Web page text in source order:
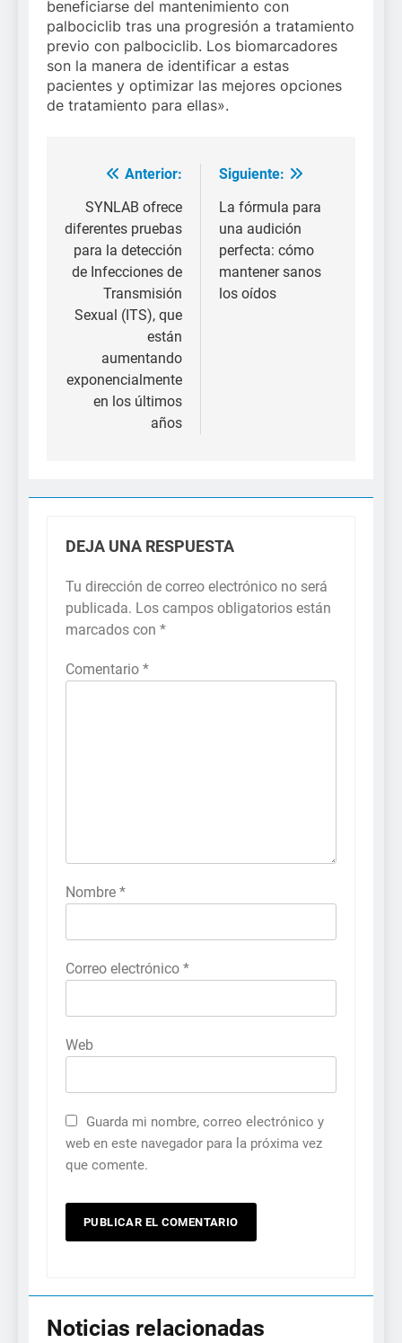
beneficiarse del mantenimiento con
palbociclib tras una progresión a tratamiento
previo con palbociclib. Los biomarcadores
son la manera de identificar a estas
pacientes y optimizar las mejores opciones
de tratamiento para ellas».
Navegación
de
entradas
Anterior:
SYNLAB ofrece
diferentes pruebas
para la detección
de Infecciones de
Transmisión
Sexual (ITS), que
están
aumentando
exponencialmente
en los últimos
años
Siguiente:
La fórmula para
una audición
perfecta: cómo
mantener sanos
los oídos
DEJA UNA RESPUESTA
Tu dirección de correo electrónico no será
publicada. Los campos obligatorios están
marcados con *
Comentario *
Nombre *
Correo electrónico *
Web
Guarda mi nombre, correo electrónico y
web en este navegador para la próxima vez
que comente.
Noticias relacionadas